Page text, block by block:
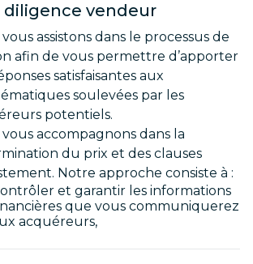
diligence vendeur
assistons dans le processus de
afin de vous permettre d’apporter
satisfaisantes aux
soulevées par les
potentiels.
vous accompagnons dans la
du prix et des clauses
Notre approche consiste à :
et garantir les informations
que vous communiquerez
acquéreurs,